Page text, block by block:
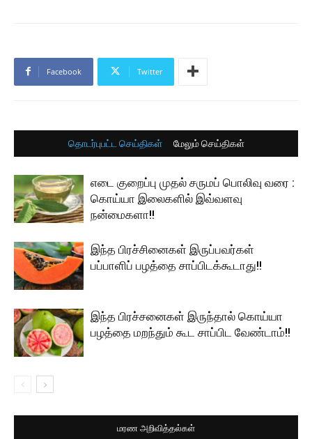
Facebook Twitter
தொடர்புபட்ட செய்திகள் மேலும் செய்திகள்
எடை குறைப்பு முதல் சருமப் பொலிவு வரை :
கொய்யா இலைகளில் இவ்வளவு
நன்மைகளா!!
இந்த பிரச்சினைகள் இருப்பவர்கள்
பப்பாளிப் பழத்தை சாப்பிடக்கூடாது!!
இந்த பிரச்சனைகள் இருந்தால் கொய்யா
பழத்தை மறந்தும் கூட சாப்பிட வேண்டாம்!!
மரண அறிவித்தல்கள்